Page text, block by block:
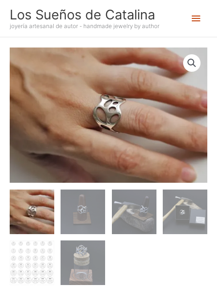
contenido
Los Sueños de Catalina
joyería artesanal de autor - handmade jewelry by author